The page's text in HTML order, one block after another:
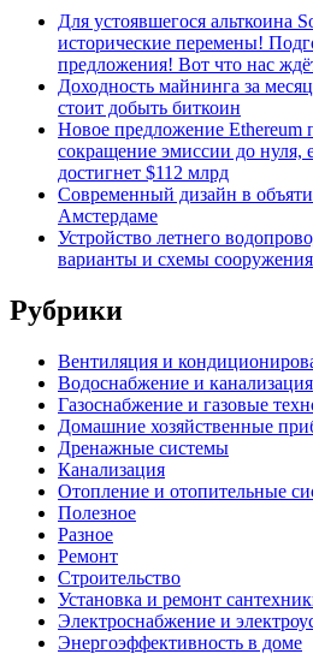
Для устоявшегося альткоина
исторические перемены!
предложения! Вот что нас
Доходность майнинга за
стоит добыть биткоин
Новое предложение Ethereum
сокращение эмиссии до нуля,
достигнет $112 млрд
Современный дизайн в
Амстердаме
Устройство летнего
варианты и схемы сооружения
Рубрики
Вентиляция и
Водоснабжение и канализация
Газоснабжение и газовые
Домашние хозяйственные
Дренажные системы
Канализация
Отопление и отопительные
Полезное
Разное
Ремонт
Строительство
Установка и ремонт
Электроснабжение и
Энергоэффективность в доме